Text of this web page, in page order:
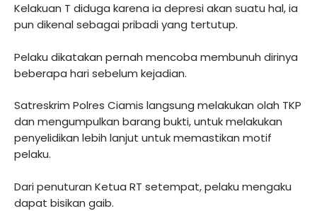
Kelakuan T diduga karena ia depresi akan suatu hal, ia
pun dikenal sebagai pribadi yang tertutup.
Pelaku dikatakan pernah mencoba membunuh dirinya
beberapa hari sebelum kejadian.
Satreskrim Polres Ciamis langsung melakukan olah TKP
dan mengumpulkan barang bukti, untuk melakukan
penyelidikan lebih lanjut untuk memastikan motif
pelaku.
Dari penuturan Ketua RT setempat, pelaku mengaku
dapat bisikan gaib.